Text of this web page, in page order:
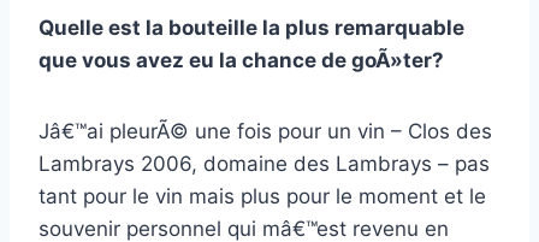
Quelle est la bouteille la plus remarquable
que vous avez eu la chance de goÃ»ter?
Jâ€™ai pleurÃ© une fois pour un vin – Clos des
Lambrays 2006, domaine des Lambrays – pas
tant pour le vin mais plus pour le moment et le
souvenir personnel qui mâ€™est revenu en